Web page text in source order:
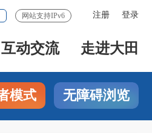
注册 登录
网站支持IPv6
互动交流 走进大田
模式 无障碍浏览